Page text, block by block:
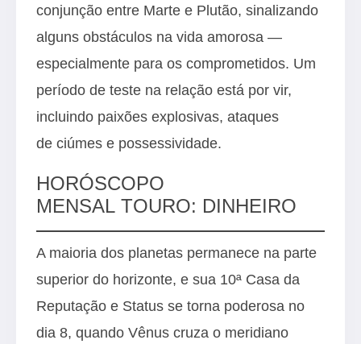
conjunção entre Marte e Plutão, sinalizando
alguns obstáculos na vida amorosa —
especialmente para os comprometidos. Um
período de teste na relação está por vir,
incluindo paixões explosivas, ataques
de ciúmes e possessividade.
HORÓSCOPO
MENSAL TOURO: DINHEIRO
A maioria dos planetas permanece na parte
superior do horizonte, e sua 10ª Casa da
Reputação e Status se torna poderosa no
dia 8, quando Vênus cruza o meridiano